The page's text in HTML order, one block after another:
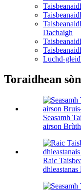
Dachaigh
Luchd-
Toraidhean
Seasamh
airson
Raic